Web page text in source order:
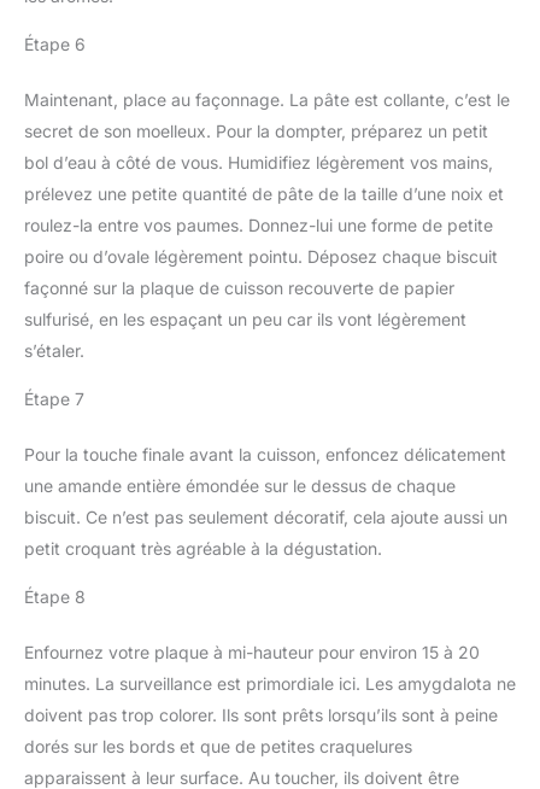
Étape 6
Maintenant, place au façonnage. La pâte est collante, c’est le
secret de son moelleux. Pour la dompter, préparez un petit
bol d’eau à côté de vous. Humidifiez légèrement vos mains,
prélevez une petite quantité de pâte de la taille d’une noix et
roulez-la entre vos paumes. Donnez-lui une forme de petite
poire ou d’ovale légèrement pointu. Déposez chaque biscuit
façonné sur la plaque de cuisson recouverte de papier
sulfurisé, en les espaçant un peu car ils vont légèrement
s’étaler.
Étape 7
Pour la touche finale avant la cuisson, enfoncez délicatement
une amande entière émondée sur le dessus de chaque
biscuit. Ce n’est pas seulement décoratif, cela ajoute aussi un
petit croquant très agréable à la dégustation.
Étape 8
Enfournez votre plaque à mi-hauteur pour environ 15 à 20
minutes. La surveillance est primordiale ici. Les amygdalota ne
doivent pas trop colorer. Ils sont prêts lorsqu’ils sont à peine
dorés sur les bords et que de petites craquelures
apparaissent à leur surface. Au toucher, ils doivent être